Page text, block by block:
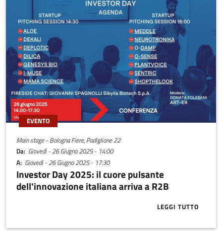
EVENTO
Main stage - Bologna Fiere, Padiglione 22
Da Giovedì - 26 Giugno 2025 - 14:00
A Giovedì - 26 Giugno 2025 - 17:30
Investor Day 2025: il cuore pulsante
dell'innovazione italiana arriva a R2B
LEGGI TUTTO
ABOUT